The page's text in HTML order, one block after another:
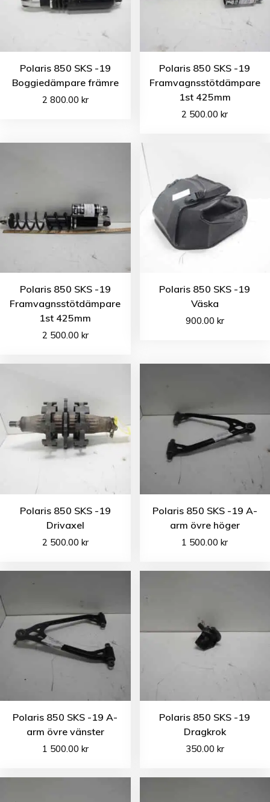
Polaris 850 SKS -19
Boggiedämpare främre
2 800.00 kr
Polaris 850 SKS -19
Framvagnsstötdämpare
1st 425mm
2 500.00kr
Polaris 850 SKS -19
Framvagnsstötdämpare
1st 425mm
2 500.00 kr
Polaris 850 SKS -19
Väska
900.00 kr
Polaris 850 SKS -19
Drivaxel
2 500.00 kr
Polaris 850 SKS -19 A-
arm övre höger
1 500.00kr
Polaris 850 SKS -19 A-
arm övre vänster
1 500.00 kr
Polaris 850 SKS -19
Dragkrok
350.00 kr